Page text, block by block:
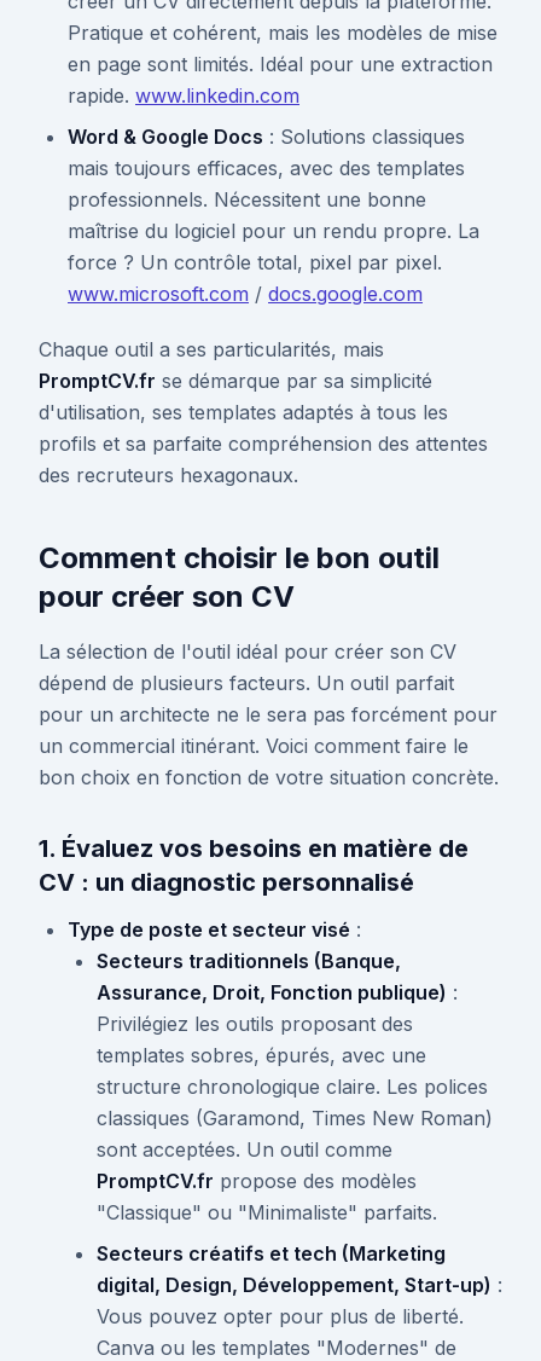
Pratique et cohérent, mais les modèles de mise
en page sont limités. Idéal pour une extraction
rapide. www.linkedin.com
Word & Google Docs : Solutions classiques
mais toujours efficaces, avec des templates
professionnels. Nécessitent une bonne
maîtrise du logiciel pour un rendu propre. La
force ? Un contrôle total, pixel par pixel.
www.microsoft.com / docs.google.com
Chaque outil a ses particularités, mais
PromptCV.fr se démarque par sa simplicité
d'utilisation, ses templates adaptés à tous les
profils et sa parfaite compréhension des attentes
des recruteurs hexagonaux.
Comment choisir le bon outil
pour créer son CV
La sélection de l'outil idéal pour créer son CV
dépend de plusieurs facteurs. Un outil parfait
pour un architecte ne le sera pas forcément pour
un commercial itinérant. Voici comment faire le
bon choix en fonction de votre situation concrète.
1. Évaluez vos besoins en matière de
CV : un diagnostic personnalisé
Type de poste et secteur visé :
Secteurs traditionnels (Banque,
Assurance, Droit, Fonction publique) :
Privilégiez les outils proposant des
templates sobres, épurés, avec une
structure chronologique claire. Les polices
classiques (Garamond, Times New Roman)
sont acceptées. Un outil comme
PromptCV.fr propose des modèles
"Classique" ou "Minimaliste" parfaits.
Secteurs créatifs et tech (Marketing
digital, Design, Développement, Start-up) :
Vous pouvez opter pour plus de liberté.
Canva ou les templates "Modernes" de